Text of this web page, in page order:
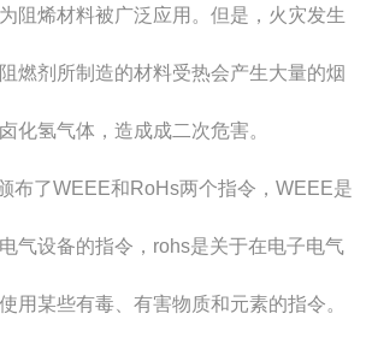
阻烯材料被广泛应用。但是，火灾发生
燃剂所制造的材料受热会产生大量的烟
化氢气体，造成成二次危害。
布了WEEE和RoHs两个指令，WEEE是
气设备的指令，rohs是关于在电子电气
用某些有毒、有害物质和元素的指令。